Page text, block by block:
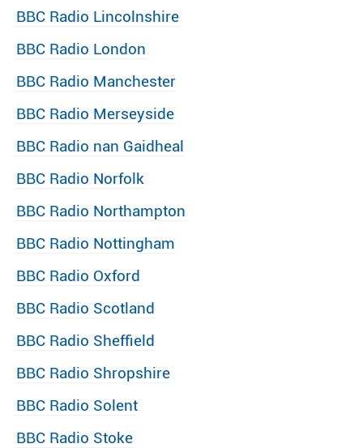
BBC Radio Lincolnshire
BBC Radio London
BBC Radio Manchester
BBC Radio Merseyside
BBC Radio nan Gaidheal
BBC Radio Norfolk
BBC Radio Northampton
BBC Radio Nottingham
BBC Radio Oxford
BBC Radio Scotland
BBC Radio Sheffield
BBC Radio Shropshire
BBC Radio Solent
BBC Radio Stoke